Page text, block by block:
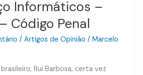
Informáticos –
Código Penal
/ Artigos de Opinião / Marcelo
Rui Barbosa, certa vez